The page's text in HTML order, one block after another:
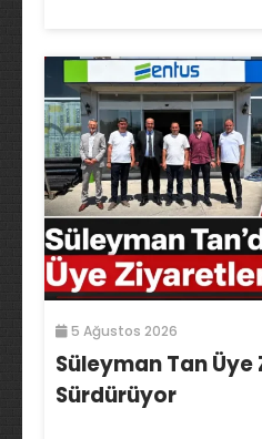
5 Ağustos 2026
Süleyman Tan
Sürdürüyor